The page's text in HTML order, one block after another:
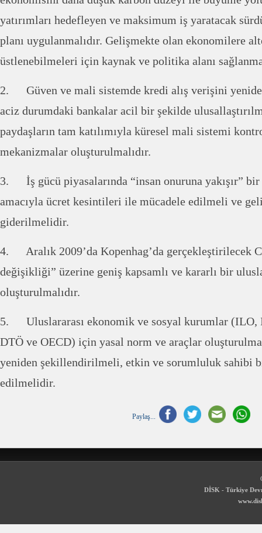
yatırımları hedefleyen ve maksimum iş yaratacak
planı uygulanmalıdır. Gelişmekte olan ekonomilere
üstlenebilmeleri için kaynak ve politika alanı
2. Güven ve mali sistemde kredi alış verişini
aciz durumdaki bankalar acil bir şekilde
paydaşların tam katılımıyla küresel mali sistemi
mekanizmalar oluşturulmalıdır.
3. İş gücü piyasalarında “insan onuruna yakışır”
amacıyla ücret kesintileri ile mücadele edilmeli ve
giderilmelidir.
4. Aralık 2009’da Kopenhag’da gerçekleştirilecek
değişikliği” üzerine geniş kapsamlı ve kararlı bir
oluşturulmalıdır.
5. Uluslararası ekonomik ve sosyal kurumlar (ILO,
DTÖ ve OECD) için yasal norm ve araçlar
yeniden şekillendirilmeli, etkin ve sorumluluk sahibi
edilmelidir.
Paylaş...
DİSK - Türkiye